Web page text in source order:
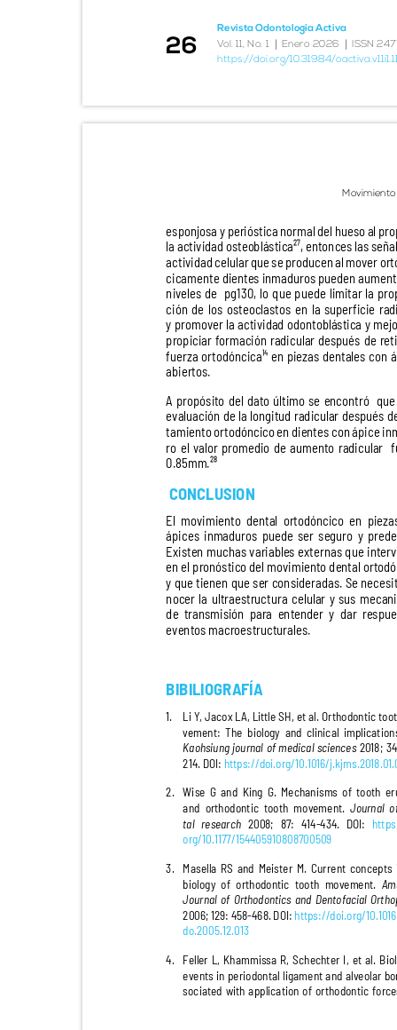
Revista Odontología Activa
Vol. 11, No. 1 |Enero 2026 |ISSN
https://doi.org/10.31984/
26
esponjosa y perióstica normal del hueso al
la actividad osteoblástica²⁷, entonces las
actividad celular que se producen al mover
cicamente dientes inmaduros pueden
niveles de pg130, lo que puede limitar la
ción de los osteoclastos en la superficie
y promover la actividad odontoblástica y
propiciar formación radicular después de
fuerza ortodóncica¹⁴ en piezas dentales
abiertos.
A propósito del dato último se encontró
evaluación de la longitud radicular después
tamiento ortodóncico en dientes con ápice
ro el valor promedio de aumento radicular
0.85mm.²⁸
CONCLUSION
El movimiento dental ortodóncico en
ápices inmaduros puede ser seguro y
Existen muchas variables externas que
en el pronóstico del movimiento dental
y que tienen que ser consideradas. Se
nocer la ultraestructura celular y sus
de transmisión para entender y dar
eventos macroestructurales.
BIBILIOGRAFÍA
1. Li Y, Jacox LA, Little SH, et al. Orthodontic
vement: The biology and clinical
Kaohsiung journal of medical sciences2018;
214. DOI: https://doi.org/10.1016/
2. Wise G and King G. Mechanisms of tooth
and orthodontic tooth movement.Journal
tal research 2008; 87: 414-434. DOI:
org/10.1177/154405910808700509
3. Masella RS and Meister M. Current
biology of orthodontic tooth movement.
Journal of Orthodontics and Dentofacial
2006; 129: 458-468. DOI: https://doi.org/
do.2005.12.013
4. Feller L, Khammissa R, Schechter I, et al.
events in periodontal ligament and alveolar
sociated with application of orthodontic